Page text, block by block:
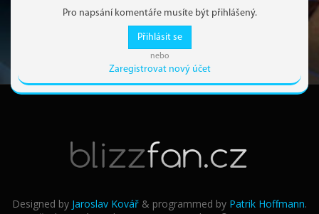
Pro napsání komentáře musíte být přihlášený.
Přihlásit se
nebo
Zaregistrovat nový účet
Designed by Jaroslav Kovář & programmed by Patrik Hoffmann.